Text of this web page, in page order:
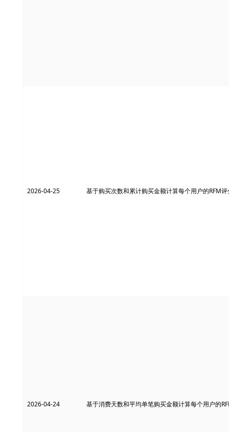
2026-04-25 基于购买次数和累计购买金额计算每个用户的RFM
2026-04-24 基于消费天数和平均单笔购买金额计算每个用户的